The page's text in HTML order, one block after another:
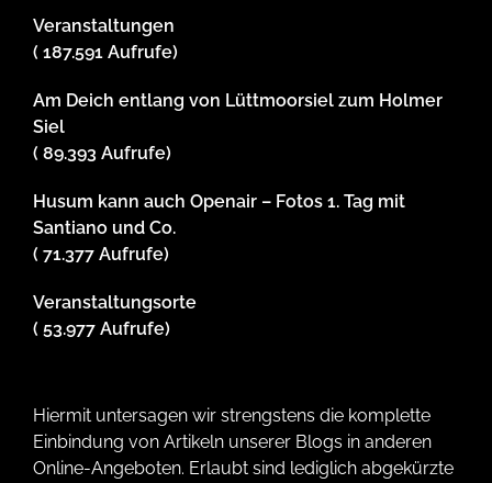
Veranstaltungen
( 187.591 Aufrufe)
Am Deich entlang von Lüttmoorsiel zum Holmer
Siel
( 89.393 Aufrufe)
Husum kann auch Openair – Fotos 1. Tag mit
Santiano und Co.
( 71.377 Aufrufe)
Veranstaltungsorte
( 53.977 Aufrufe)
Hiermit untersagen wir strengstens die komplette
Einbindung von Artikeln unserer Blogs in anderen
Online-Angeboten. Erlaubt sind lediglich abgekürzte